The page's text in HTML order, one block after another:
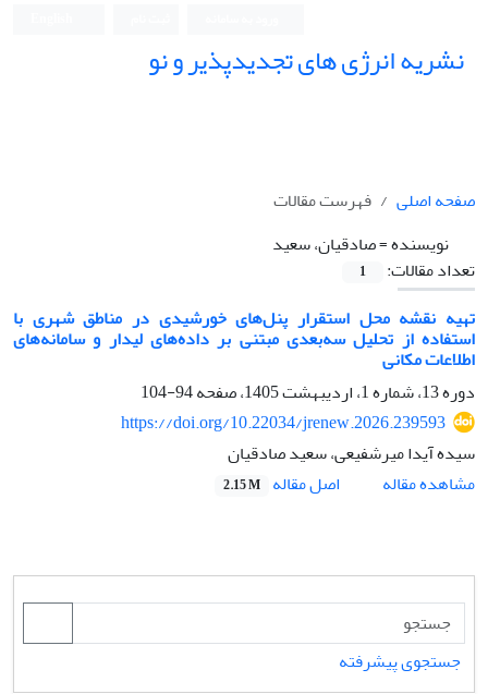
نشریه انرژی های تجدیدپذیر و نو
صفحه اصلی
فهرست مقالات
نویسنده =صادقیان، سعید
تعداد مقالات:
1
تهیه نقشه محل استقرار پنل‌های خورشیدی در مناطق شهری با
استفاده از تحلیل سه‌بعدی مبتنی بر داده‌های لیدار و سامانه‌های
اطلاعات مکانی
دوره 13، شماره 1، اردیبهشت 1405، صفحه
94-104
https://doi.org/10.22034/jrenew.2026.239593
سیده آیدا میرشفیعی، سعید صادقیان
مشاهده مقاله
اصل مقاله 2.15 M
جستجوی پیشرفته